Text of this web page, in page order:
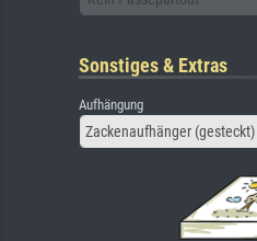
Sonstiges & Extras
Aufhängung
Zackenaufhänger (gesteckt)